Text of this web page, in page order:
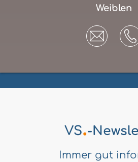
Weiblen
VS.-
Immer gut